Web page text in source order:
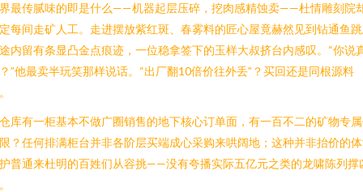
最传腻味的即是什么——机器起层压碎，挖肉感精蚀卖——杜情雕刻院
每间走矿人工。走进摆放紫红斑、春雾料的匠心屋竟赫然见到钻通鱼
内留有条显凸金点痕迹，一位稳拿签下的玉样大叔挤台内感叹。“你说
”他最卖半玩笑那样说话。“出厂翻10倍价往外丢”？买回还是同根源料
库有一柜基本不做广圈销售的地下核心订单面，有一百不二的矿物专
？任何排满柜台并非各阶层买端成心采购来哄阔地；这种并非抬价的
普通来杜明的百姓们从容挑——没有夸播实际五亿元之类的龙啸陈列撑